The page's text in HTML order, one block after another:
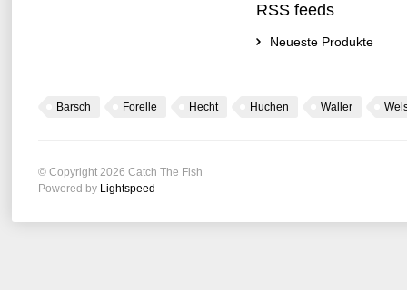
RSS feeds
Neueste Produkte
Barsch Forelle Hecht Huchen Waller
© Copyright 2026 Catch The Fish
Powered by Lightspeed